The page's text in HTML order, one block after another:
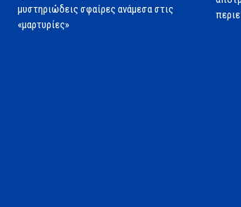
μυστηριώδεις σφαίρες ανάμεσα στις
«μαρτυρίες»